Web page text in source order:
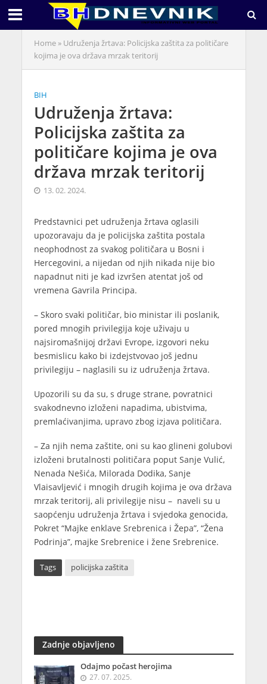
Home» Udruženja žrtava: Policijska zaštita za političare
kojima je ova država mrzak teritorij
BIH
Udruženja žrtava:
Policijska zaštita za
političare kojima je ova
država mrzak teritorij
13. 02. 2024.
Predstavnici pet udruženja žrtava oglasili
upozoravaju da je policijska zaštita postala
neophodnost za svakog političara u Bosni i
Hercegovini, a nijedan od njih nikada nije bio
napadnut niti je kad izvršen atentat još od
vremena Gavrila Principa.
– Skoro svaki političar, bio ministar ili poslanik,
pored mnogih privilegija koje uživaju u
najsiromašnijoj državi Evrope, izgovori neku
besmislicu kako bi izdejstvovao još jednu
privilegiju – naglasili su iz udruženja žrtava.
Upozorili su da su, s druge strane, povratnici
svakodnevno izloženi napadima, ubistvima,
premlaćivanjima, upravo zbog izjava političara.
– Za njih nema zaštite, oni su kao glineni golubovi
izloženi brutalnosti političara poput Sanje Vulić,
Nenada Nešića, Milorada Dodika, Sanje
Vlaisavljević i mnogih drugih kojima je ova država
mrzak teritorij, ali privilegije nisu – naveli su u
saopćenju udruženja žrtava i svjedoka genocida,
Pokret “Majke enklave Srebrenica i Žepa”, “Žena
Podrinja”, majke Srebrenice i žene Srebrenice.
Tags policijska zaštita
Zadnje objavljeno
Odajmo počast herojima
27. 07. 2025.